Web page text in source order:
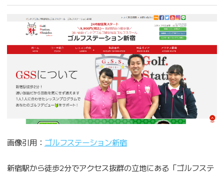
画像引用： ゴルフステーション新宿
新宿駅から徒歩2分でアクセス抜群の立地にある「ゴルフステ